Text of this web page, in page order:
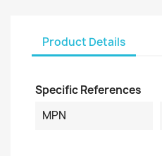
Product Details
Specific References
MPN